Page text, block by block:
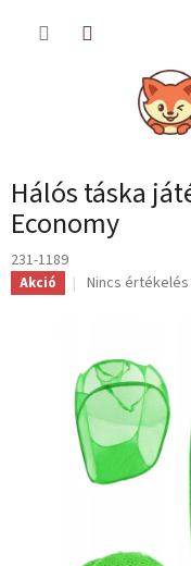
Hálós táska
Economy
231-1189
Akció
A
5-
ből
0,0
csillag.
Nincs értékelés